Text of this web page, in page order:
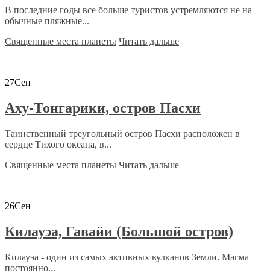
В последние годы все больше туристов устремляются не на
обычные пляжные...
Священные места планеты Читать дальше
27Сен
Аху-Тонгарики, остров Пасхи
Таинственный треугольный остров Пасхи расположен в
сердце Тихого океана, в...
Священные места планеты Читать дальше
26Сен
Килауэа, Гавайи (Большой остров)
Килауэа - один из самых активных вулканов Земли. Магма
постоянно...